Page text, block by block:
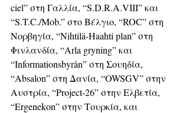
ciel” στη Γαλλία, “S.D.R.A.VIII” και
“S.T.C./Mob.” στο Βέλγιο, “ROC” στη
Νορβηγία, “Nihtilä-Haahti plan” στη
Φινλανδία, “Arla gryning” και
“Informationsbyrån” στη Σουηδία,
“Absalon” στη Δανία, “OWSGV” στην
Αυστρία, “Project-26” στην Ελβετία,
“Ergenekon” στην Τουρκία, και